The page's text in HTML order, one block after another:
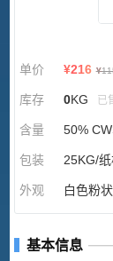
单价 ¥216 ¥
库存 0KG 已
含量 50%
包装 25KG/
外观 白色粉状
基本信息